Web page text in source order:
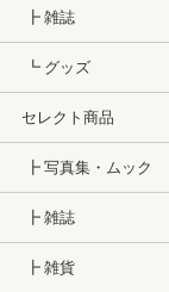
┣ 雑誌
┗ グッズ
セレクト商品
┣ 写真集・ムック
┣ 雑誌
┣ 雑貨